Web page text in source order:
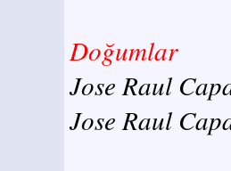
Doğumlar
Jose Raul
Jose Raul